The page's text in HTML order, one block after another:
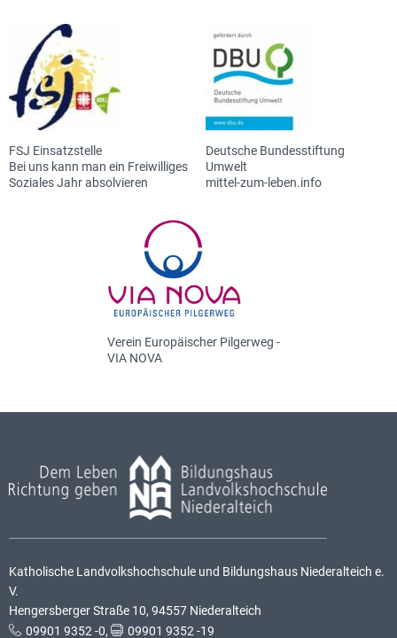
FSJ Einsatzstelle
Bei uns kann man ein Freiwilliges
Soziales Jahr absolvieren
Deutsche Bundesstiftung
Umwelt
mittel-zum-leben.info
Verein Europäischer Pilgerweg -
VIA NOVA
Katholische Landvolkshochschule und Bildungshaus Niederalteich e.
V.
Hengersberger Straße 10, 94557 Niederalteich
09901 9352 -0, 09901 9352 -19